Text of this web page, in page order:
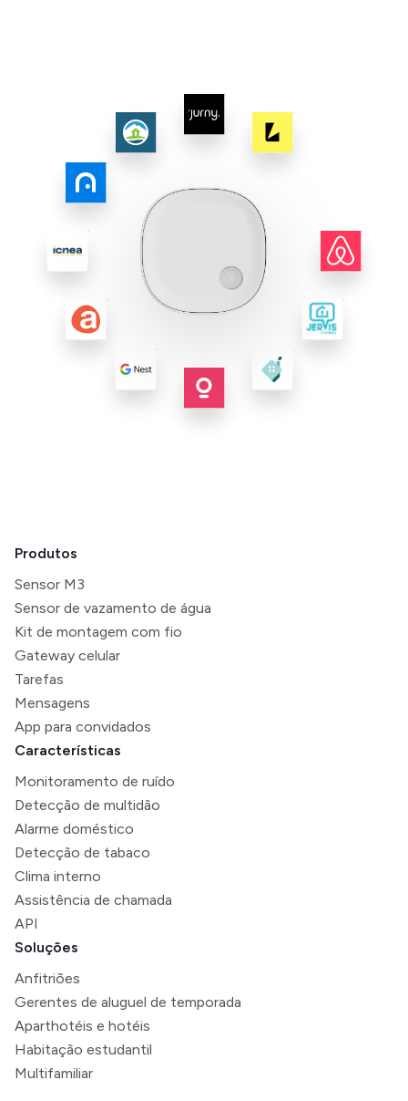
Produtos
Sensor M3
Sensor de vazamento de água
Kit de montagem com fio
Gateway celular
Tarefas
Mensagens
App para convidados
Características
Monitoramento de ruído
Detecção de multidão
Alarme doméstico
Detecção de tabaco
Clima interno
Assistência de chamada
API
Soluções
Anfitriões
Gerentes de aluguel de temporada
Aparthotéis e hotéis
Habitação estudantil
Multifamiliar